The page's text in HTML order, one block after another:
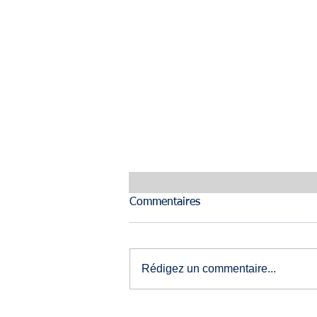
Commentaires
Rédigez un commentaire...